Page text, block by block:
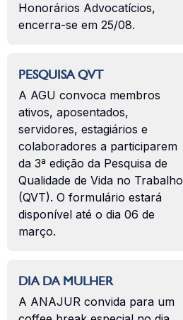
Honorários Advocatícios,
encerra-se em 25/08.
PESQUISA QVT
A AGU convoca membros
ativos, aposentados,
servidores, estagiários e
colaboradores a participarem
da 3ª edição da Pesquisa de
Qualidade de Vida no Trabalho
(QVT). O formulário estará
disponível até o dia 06 de
março.
DIA DA MULHER
A ANAJUR convida para um